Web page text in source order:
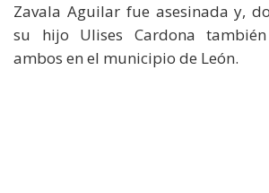
Zavala Aguilar fue asesinada y,
su hijo Ulises Cardona
ambos en el municipio de León.